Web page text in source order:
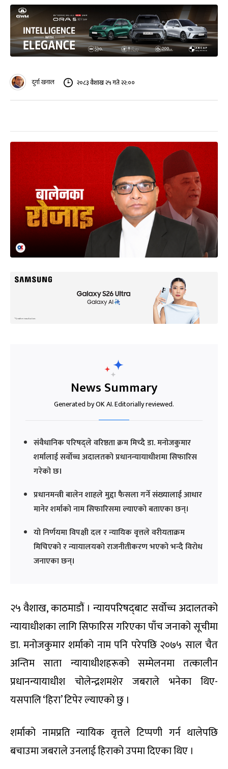
दुर्गा खनाल २०८३ वैशाख २५ गते २२:००
News Summary
Generated by OK AI. Editorially reviewed.
संवैधानिक परिषद्ले वरिष्ठता क्रम मिच्दै डा. मनोजकुमार
शर्मालाई सर्वोच्च अदालतको प्रधानन्यायाधीशमा सिफारिस
गरेको छ।
प्रधानमन्त्री बालेन शाहले मुद्दा फैसला गर्ने संख्यालाई आधार
मानेर शर्माको नाम सिफारिसमा ल्याएको बताएका छन्।
यो निर्णयमा विपक्षी दल र न्यायिक वृत्तले वरीयताक्रम
मिचिएको र न्यायालयको राजनीतीकरण भएको भन्दै विरोध
जनाएका छन्।
२५ वैशाख, काठमाडौं । न्यायपरिषद्‌बाट सर्वोच्च अदालतको
न्यायाधीशका लागि सिफारिस गरिएका पाँच जनाको सूचीमा
डा. मनोजकुमार शर्माको नाम पनि परेपछि २०७५ साल चैत
अन्तिम साता न्यायाधीशहरूको सम्मेलनमा तत्कालीन
प्रधानन्यायाधीश चोलेन्द्रशमशेर जबराले भनेका थिए-
यसपालि ‘हिरा’ टिपेर ल्याएको छु ।
शर्माको नामप्रति न्यायिक वृत्तले टिप्पणी गर्न थालेपछि
बचाउमा जबराले उनलाई हिराको उपमा दिएका थिए ।